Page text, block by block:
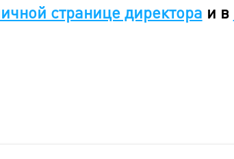
странице директора и в